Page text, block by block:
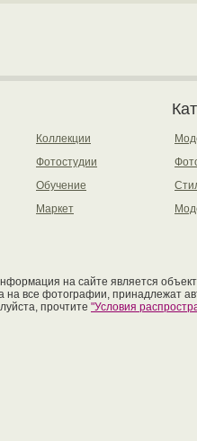
Коллекции
Фотостудии
Обучение
Маркет
на сайте является
на все фотографии, принадлежат
прочтите "Условия